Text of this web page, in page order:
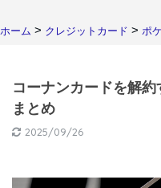
ホーム > クレジットカード > ポ
コーナンカードを解
まとめ
2025/09/26